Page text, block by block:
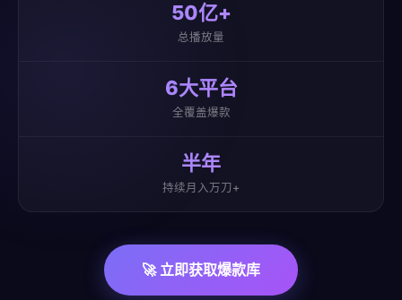
50亿+
总播放量
6大平台
全覆盖爆款
半年
持续月入万刀+
🚀 立即获取爆款库